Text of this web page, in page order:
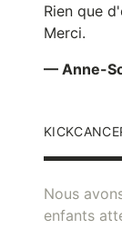
Rien que
Merci.
— Anne-
Nous
enfants